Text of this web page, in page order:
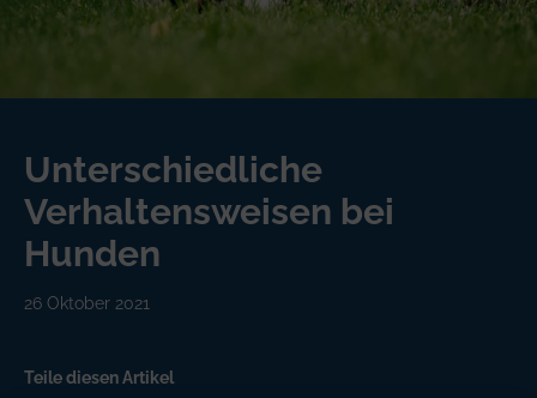
Unterschiedliche
Verhaltensweisen bei
Hunden
26 Oktober 2021
Teile diesen Artikel